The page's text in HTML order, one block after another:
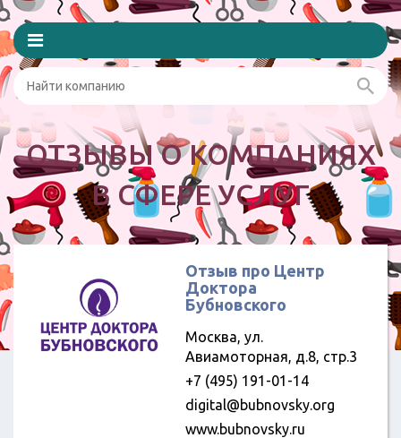
ОТЗЫВЫ О КОМПАНИЯХ
В СФЕРЕ УСЛУГ
Отзыв про Центр
Доктора
Бубновского
Москва, ул.
Авиамоторная, д.8, стр.3
+7 (495) 191-01-14
digital@bubnovsky.org
www.bubnovsky.ru